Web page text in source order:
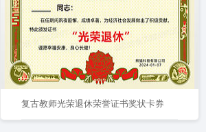
复古教师光荣退休荣誉证书奖状卡券